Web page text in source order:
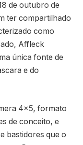
de outubro de
ter compartilhado
como
Affleck
única fonte de
e do
4×5, formato
de conceito, e
bastidores que o